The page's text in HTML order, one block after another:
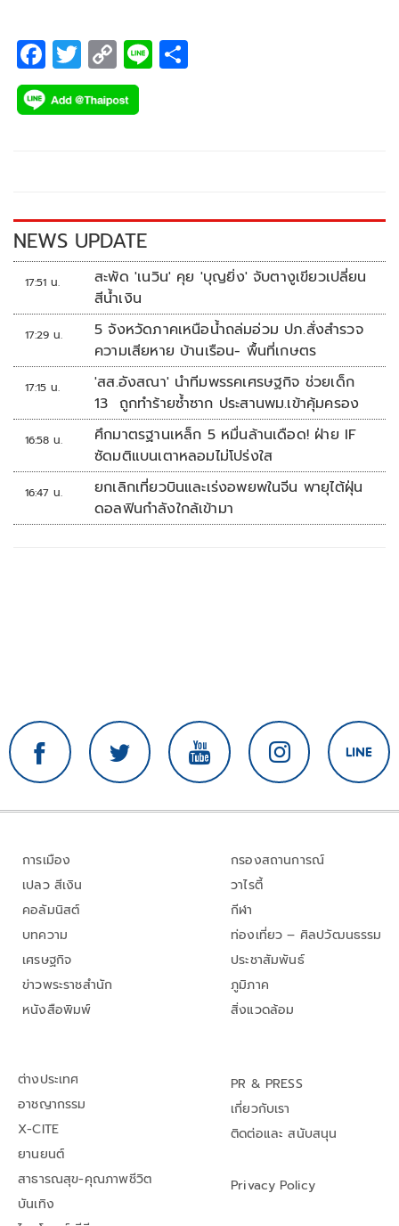
F
ac
e
k
T
wi
tt
C
o
p
k
Li
NEWS UPDATE
17:51 น.
สะพัด 'เนวิน' คุย 'บุญยิ่ง' จับตางูเขียวเปลี่ยน
สีน้ำเงิน
17:29 น.
5 จังหวัดภาคเหนือน้ำถล่มอ่วม ปภ.สั่งสำรวจ
ความเสียหาย บ้านเรือน- พื้นที่เกษตร
17:15 น.
'สส.อังสณา' นำทีมพรรคเศรษฐกิจ ช่วยเด็ก
13 ถูกทำร้ายซ้ำซาก ประสานพม.เข้าคุ้มครอง
16:58 น.
ศึกมาตรฐานเหล็ก 5 หมื่นล้านเดือด! ฝ่าย IF
ซัดมติแบนเตาหลอมไม่โปร่งใส
16:47 น.
ยกเลิกเที่ยวบินและเร่งอพยพในจีน พายุไต้ฝุ่น
ดอลฟินกำลังใกล้เข้ามา
การเมือง
เปลว สีเงิน
คอลัมนิสต์
บทความ
เศรษฐกิจ
ข่าวพระราชสำนัก
หนังสือพิมพ์
กรองสถานการณ์
วาไรตี้
กีฬา
ท่องเที่ยว – ศิลปวัฒนธรรม
ประชาสัมพันธ์
ภูมิภาค
สิ่งแวดล้อม
ต่างประเทศ
อาชญากรรม
X-CITE
ยานยนต์
สาธารณสุข-คุณภาพชีวิต
บันเทิง
PR & PRESS
เกี่ยวกับเรา
ติดต่อและ สนับสนุน
Privacy Policy